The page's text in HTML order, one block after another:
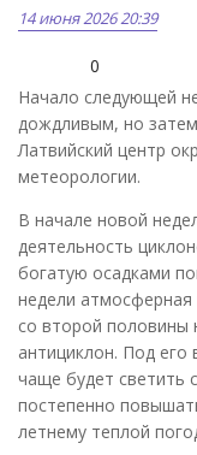
14 июня 2026 20:39
0
Начало следующей
дождливым, но
Латвийский центр
метеорологии.
В начале новой
деятельность
богатую осадками
недели атмосферная
со второй половины
антициклон. Под
чаще будет светить
постепенно
летнему теплой